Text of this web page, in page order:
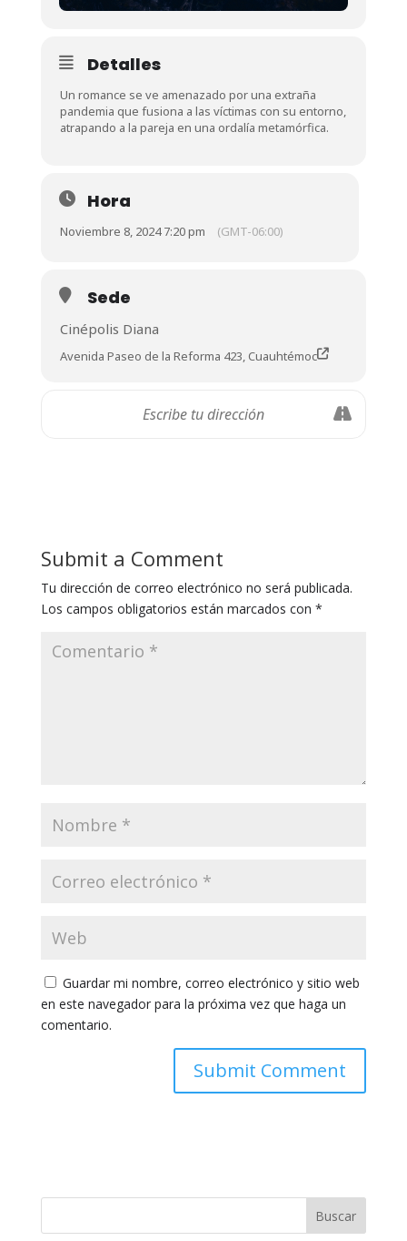
Detalles
Un romance se ve amenazado por una extraña
pandemia que fusiona a las víctimas con su entorno,
atrapando a la pareja en una ordalía metamórfica.
Hora
Noviembre 8, 2024 7:20 pm (GMT-06:00)
Sede
Cinépolis Diana
Avenida Paseo de la Reforma 423, Cuauhtémoc
Submit a Comment
Tu dirección de correo electrónico no será publicada.
Los campos obligatorios están marcados con *
Guardar mi nombre, correo electrónico y sitio web
en este navegador para la próxima vez que haga un
comentario.
Buscar